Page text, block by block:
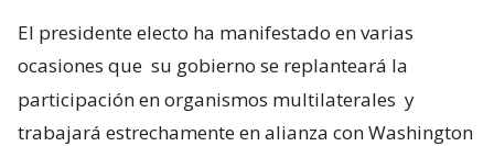
El presidente electo ha manifestado en varias
ocasiones que su gobierno se replanteará la
participación en organismos multilaterales y
trabajará estrechamente en alianza con Washington